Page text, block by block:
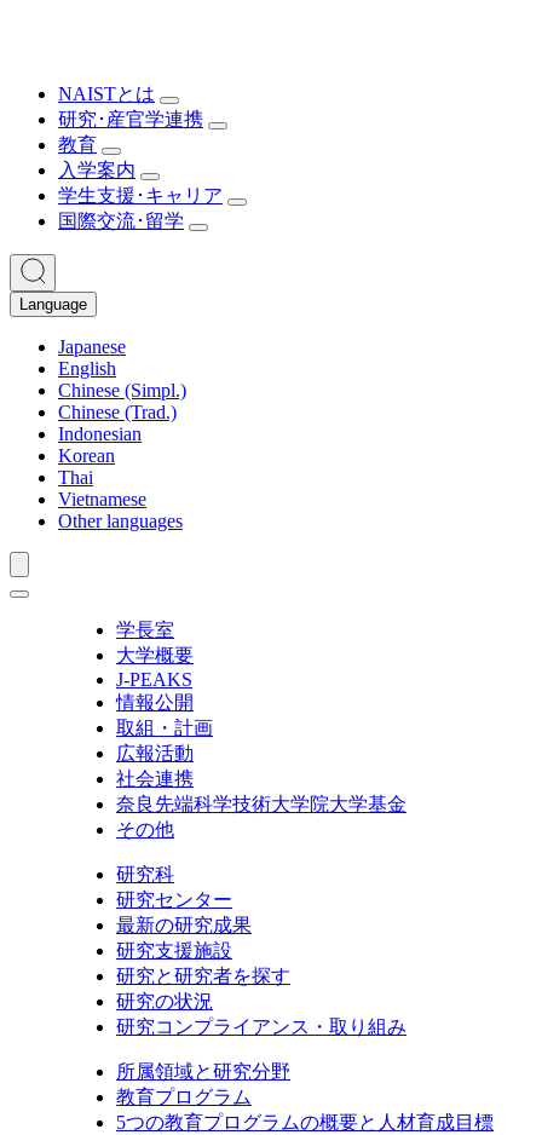
NAISTとは
研究･産官学連携
教育
入学案内
学生支援･キャリア
国際交流･留学
Language
Japanese
English
Chinese (Simpl.)
Chinese (Trad.)
Indonesian
Korean
Thai
Vietnamese
Other languages
学長室
大学概要
J-PEAKS
情報公開
取組・計画
広報活動
社会連携
奈良先端科学技術大学院大学基金
その他
研究科
研究センター
最新の研究成果
研究支援施設
研究と研究者を探す
研究の状況
研究コンプライアンス・取り組み
所属領域と研究分野
教育プログラム
5つの教育プログラムの概要と人材育成目標